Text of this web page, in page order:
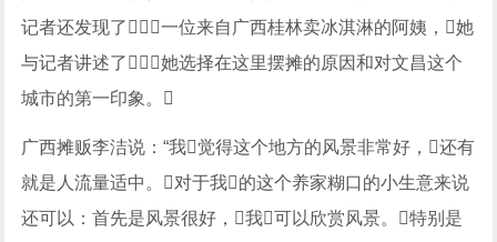
记者还发现了一位来自广西桂林卖冰淇淋的阿姨，她
与记者讲述了她选择在这里摆摊的原因和对文昌这个
城市的第一印象。
广西摊贩李洁说：“我觉得这个地方的风景非常好，还有
就是人流量适中。对于我的这个养家糊口的小生意来说
还可以：首先是风景很好，我可以欣赏风景。特别是